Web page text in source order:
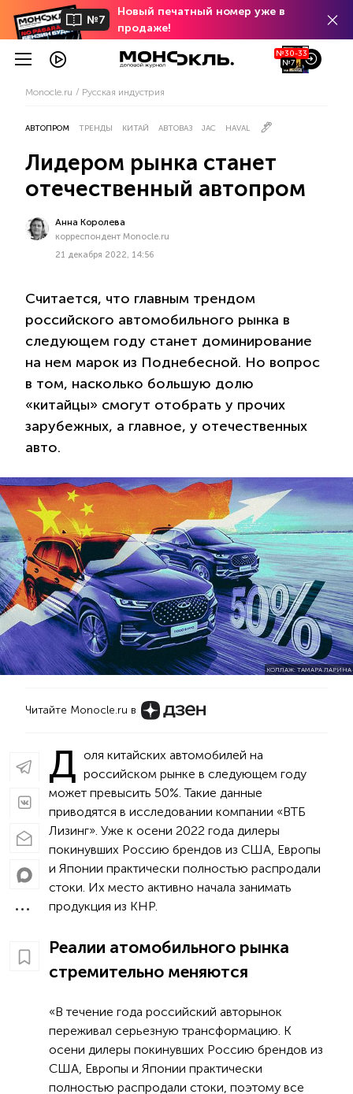
№7
Новый печатный номер уже в
продаже!
№30-33
№7
Monocle.ru Русская индустрия
АВТОПРОМ ТРЕНДЫ КИТАЙ АВТОВАЗ JAC HAVAL
Лидером рынка станет
отечественный автопром
Анна Королева
корреспондент Monocle.ru
21 декабря 2022, 14:56
Считается, что главным трендом
российского автомобильного рынка в
следующем году станет доминирование
на нем марок из Поднебесной. Но вопрос
в том, насколько большую долю
«китайцы» смогут отобрать у прочих
зарубежных, а главное, у отечественных
авто.
КОЛЛАЖ: ТАМАРА ЛАРИНА
Читайте Monocle.ru в
Д оля китайских автомобилей на
российском рынке в следующем году
может превысить 50%. Такие данные
приводятся в исследовании компании «ВТБ
Лизинг». Уже к осени 2022 года дилеры
покинувших Россию брендов из США, Европы
и Японии практически полностью распродали
стоки. Их место активно начала занимать
продукция из КНР.
Реалии атомобильного рынка
стремительно меняются
«В течение года российский авторынок
переживал серьезную трансформацию. К
осени дилеры покинувших Россию брендов из
США, Европы и Японии практически
полностью распродали стоки, поэтому все